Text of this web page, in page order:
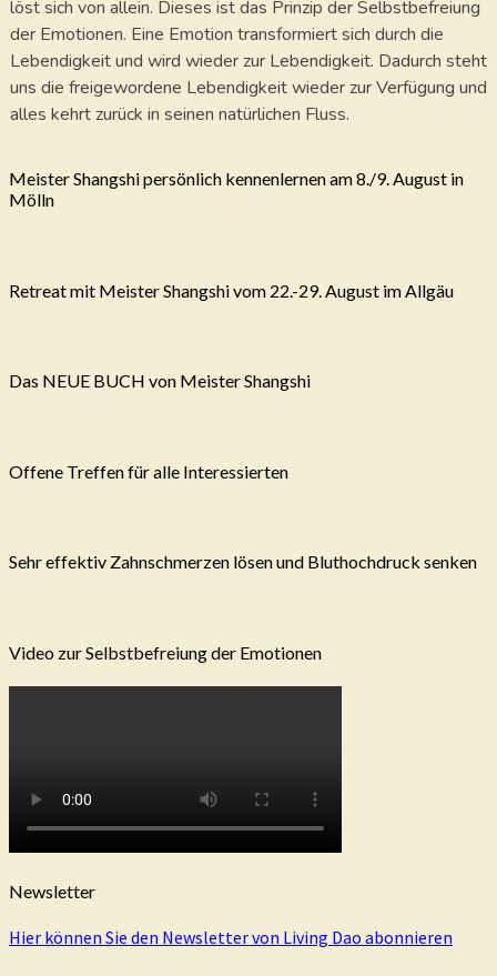
löst sich von allein. Dieses ist das Prinzip der Selbstbefreiung
der Emotionen. Eine Emotion transformiert sich durch die
Lebendigkeit und wird wieder zur Lebendigkeit. Dadurch steht
uns die freigewordene Lebendigkeit wieder zur Verfügung und
alles kehrt zurück in seinen natürlichen Fluss.
Meister Shangshi persönlich kennenlernen am 8./9. August in
Mölln
Retreat mit Meister Shangshi vom 22.-29. August im Allgäu
Das NEUE BUCH von Meister Shangshi
Offene Treffen für alle Interessierten
Sehr effektiv Zahnschmerzen lösen und Bluthochdruck senken
Video zur Selbstbefreiung der Emotionen
Newsletter
Hier können Sie den Newsletter von Living Dao abonnieren